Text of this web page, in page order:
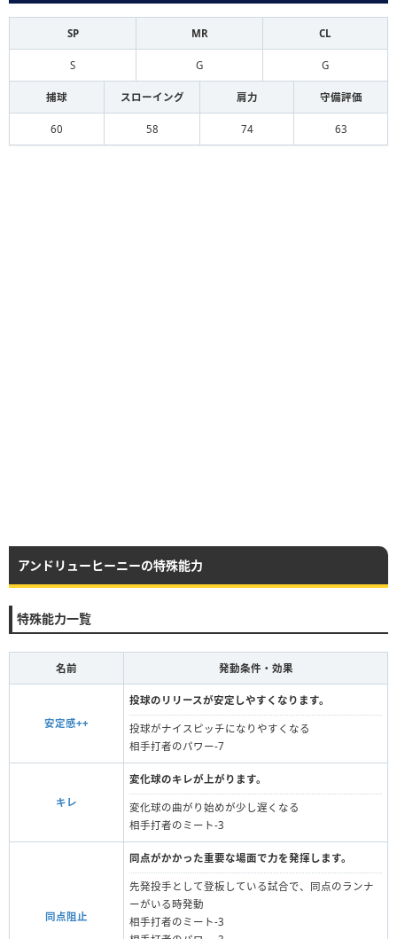
SP MR CL
S G G
捕球 スローイング 肩力 守備評価
60 58 74 63
アンドリューヒーニーの特殊能力
特殊能力一覧
名前 発動条件・効果
安定感++
投球のリリースが安定しやすくなります。
投球がナイスピッチになりやすくなる
相手打者のパワー-7
キレ
変化球のキレが上がります。
変化球の曲がり始めが少し遅くなる
相手打者のミート-3
同点阻止
同点がかかった重要な場面で力を発揮します。
先発投手として登板している試合で、同点のランナ
ーがいる時発動
相手打者のミート‐3